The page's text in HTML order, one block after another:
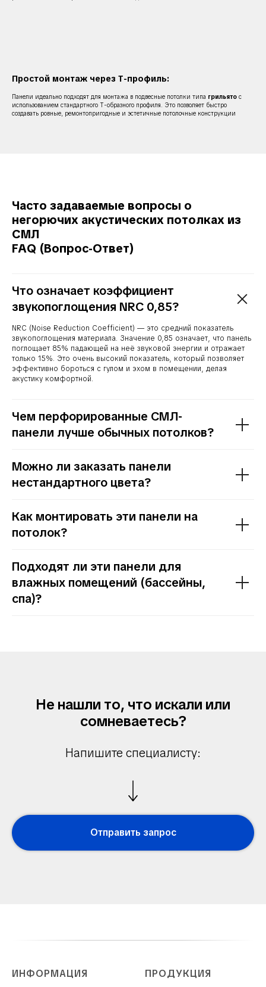
Простой монтаж через Т-профиль:
Панели идеально подходят для монтажа в подвесные потолки типа грильято с
использованием стандартного Т-образного профиля. Это позволяет быстро
создавать ровные, ремонтопригодные и эстетичные потолочные конструкции
Часто задаваемые вопросы о
негорючих акустических потолках из
СМЛ
FAQ (Вопрос-Ответ)
Что означает коэффициент
звукопоглощения NRC 0,85?
NRC (Noise Reduction Coefficient) — это средний показатель
звукопоглощения материала. Значение 0,85 означает, что панель
поглощает 85% падающей на неё звуковой энергии и отражает
только 15%. Это очень высокий показатель, который позволяет
эффективно бороться с гулом и эхом в помещении, делая
акустику комфортной.
Чем перфорированные СМЛ-
панели лучше обычных потолков?
Можно ли заказать панели
нестандартного цвета?
Как монтировать эти панели на
потолок?
Подходят ли эти панели для
влажных помещений (бассейны,
спа)?
Не нашли то, что искали или
сомневаетесь?
Напишите специалисту:
Отправить запрос
ИНФОРМАЦИЯ ПРОДУКЦИЯ